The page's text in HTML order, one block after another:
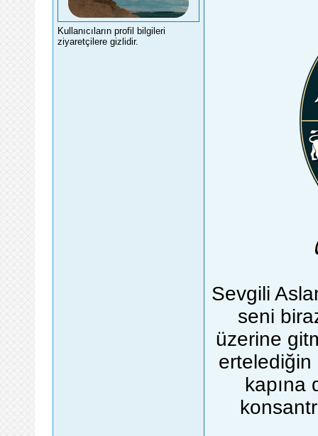
Kullanıcıların profil bilgileri
ziyaretçilere gizlidir.
Sevgili
seni
üzerine
ertelediğin
kapına